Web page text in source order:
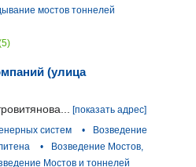
мостов тоннелей
(улица
[показать адрес]
систем •
Возведение
•
Возведение Мостов,
Мостов и тоннелей